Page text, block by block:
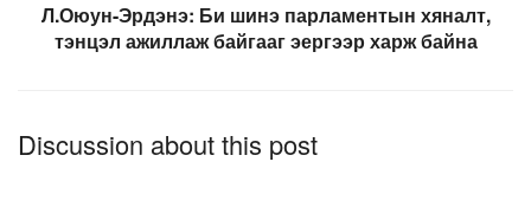
Л.Оюун-Эрдэнэ: Би шинэ парламентын хяналт,
тэнцэл ажиллаж байгааг эергээр харж байна
Discussion about this post